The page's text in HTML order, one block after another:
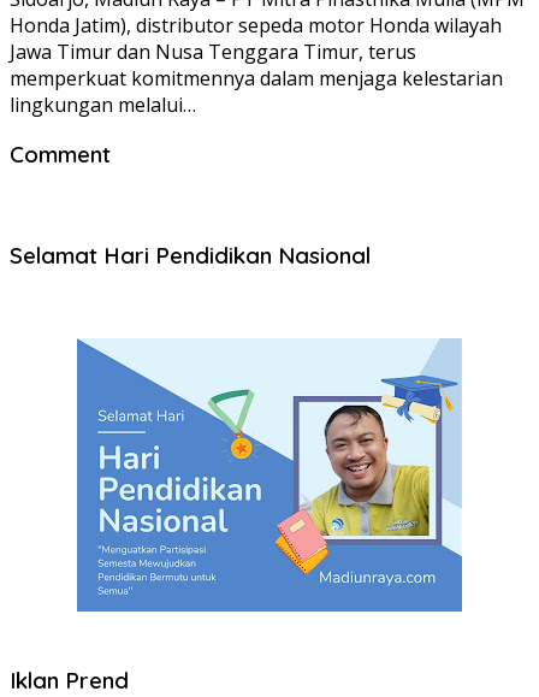
Honda Jatim), distributor sepeda motor Honda wilayah
Jawa Timur dan Nusa Tenggara Timur, terus
memperkuat komitmennya dalam menjaga kelestarian
lingkungan melalui…
Comment
Selamat Hari Pendidikan Nasional
Iklan Prend